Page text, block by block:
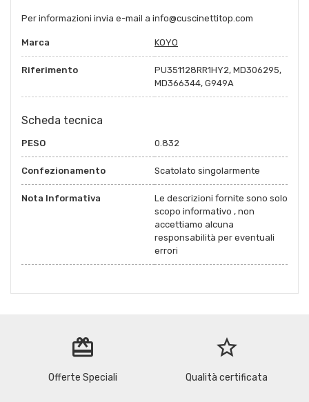
Per informazioni invia e-mail a info@cuscinettitop.com
Marca KOYO
Riferimento
PU351128RR1HY2, MD306295,
MD366344, G949A
Scheda tecnica
PESO 0.832
Confezionamento Scatolato singolarmente
Nota Informativa
Le descrizioni fornite sono solo
scopo informativo , non
accettiamo alcuna
responsabilità per eventuali
errori
redeem
Offerte Speciali
star_border
Qualità certificata